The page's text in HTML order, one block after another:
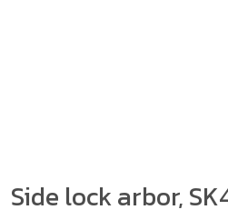
Side lock arbor,